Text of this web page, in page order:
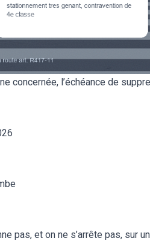
concernée, l’échéance de
pas, et on ne s’arrête pas, sur